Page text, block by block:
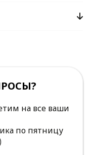
на все ваши
по пятницу